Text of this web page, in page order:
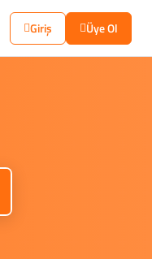
Giriş Üye Ol